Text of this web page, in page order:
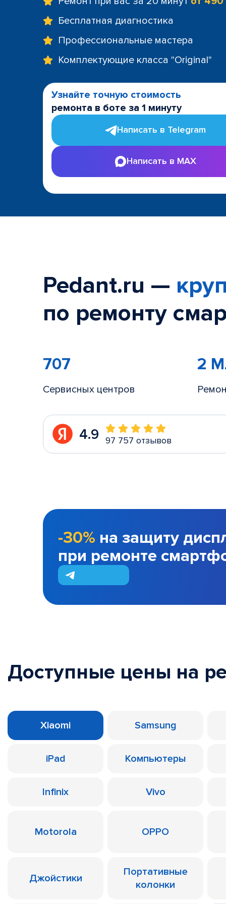
Бесплатная диагностика
Профессиональные мастера
Комплектующие класса "Original"
Узнайте точную стоимость
ремонта в боте за 1 минуту
Написать в Telegram
Написать в MAX
Pedant.ru —
по ремонту
707
Сервисных центров
2
4.9 97 757 отзывов
-30% на защиту
при ремонте
Доступные цены на
Xiaomi Samsung
iPad Компьютеры
Infinix Vivo
Motorola OPPO
Джойстики
Портативные
колонки